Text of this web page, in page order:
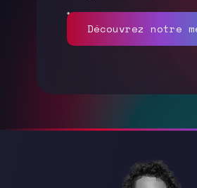
Découvrez notre